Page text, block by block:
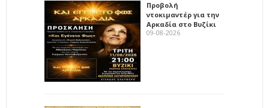
Προβολή
ντοκιμαντέρ για την
Αρκαδία στο Βυζίκι
09-08-2026